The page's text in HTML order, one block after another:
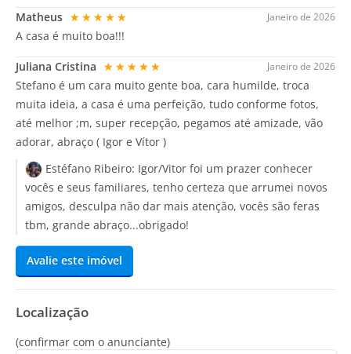
Janeiro de 2026
Matheus ★★★★★
A casa é muito boa!!!
Janeiro de 2026
Juliana Cristina ★★★★★
Stefano é um cara muito gente boa, cara humilde, troca
muita ideia, a casa é uma perfeição, tudo conforme fotos,
até melhor ;m, super recepção, pegamos até amizade, vão
adorar, abraço ( Igor e Vítor )
Estéfano Ribeiro: Igor/Vitor foi um prazer conhecer
vocês e seus familiares, tenho certeza que arrumei novos
amigos, desculpa não dar mais atenção, vocês são feras
tbm, grande abraço...obrigado!
Avalie este imóvel
Localização
(confirmar com o anunciante)